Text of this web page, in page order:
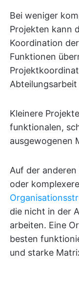
Bei weniger
Projekten kann
Koordination
Funktionen
Kleinere
funktionalen,
ausgewogenen
Auf der
oder
die nicht in der
arbeiten. Eine
besten
und starke